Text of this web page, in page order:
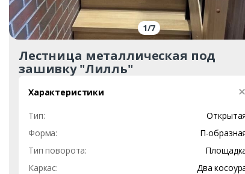
1/7
Лестница металлическая под
зашивку "Лилль"
Характеристики
Тип:
Форма:
П-
Тип поворота:
Каркас:
Два